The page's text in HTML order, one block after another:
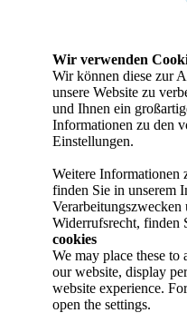
Wir verwenden
Wir können diese zur
unsere Website zu
und Ihnen ein
Informationen zu den
Einstellungen.
Weitere Informationen
finden Sie in unserem
Verarbeitungszwecken
Widerrufsrecht, finden
cookies
We may place these
our website, display
website experience.
open the settings.